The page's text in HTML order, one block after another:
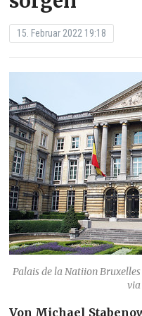
15. Februar 2022 19:18
Palais de la Natiion
Von Michael